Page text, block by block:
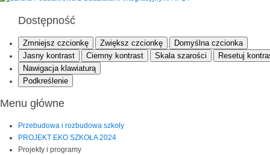
Dostępność
Zmniejsz czcionkę Zwiększ czcionkę
Domyślna czcionka
Jasny kontrast
Ciemny kontrast Skala szarości
Resetuj
Nawigacja klawiaturą
Podkreślenie
Menu główne
Przebudowa i rozbudowa szkoły
PROJEKT EKO SZKOŁA 2024
Projekty i programy